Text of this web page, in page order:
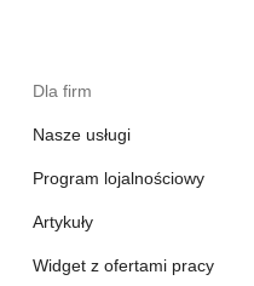
Dla firm
Nasze usługi
Program lojalnościowy
Artykuły
Widget z ofertami pracy